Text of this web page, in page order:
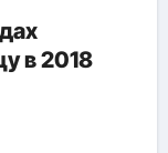
в 2018